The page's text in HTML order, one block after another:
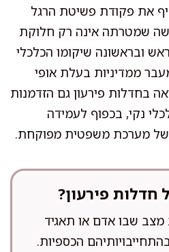
החליף את פקודת פשיטת הרגל
שמטרתה אינה רק חלוקת
ובראשונה שיקומו הכלכלי
ממדיניות בעלת אופי
בחדלות פירעון גם הזדמנות
נקי, בכפוף לעמידה
של מערכת משפטית מפוקחת.
פירעון?
מצב שבו אדם או תאגיד
הכספיות.